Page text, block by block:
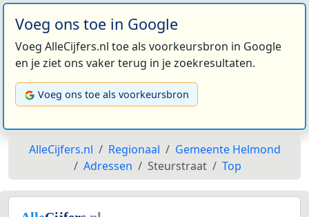
Voeg ons toe in Google
Voeg AlleCijfers.nl toe als voorkeursbron in Google
en je ziet ons vaker terug in je zoekresultaten.
Voeg ons toe als voorkeursbron
AlleCijfers.nl Regionaal
Gemeente Helmond
Adressen
Steurstraat Top